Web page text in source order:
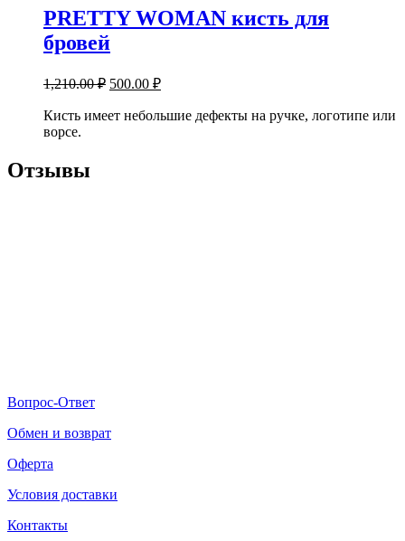
PRETTY WOMAN кисть для
бровей
1,210.00₽ 500.00 ₽
Кисть имеет небольшие дефекты на ручке, логотипе или
ворсе.
Отзывы
Вопрос-Ответ
Обмен и возврат
Оферта
Условия доставки
Контакты